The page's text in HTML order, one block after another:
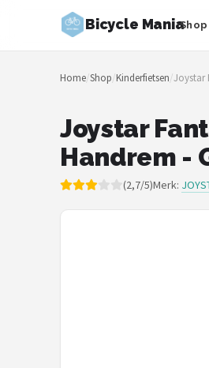
Bicycle ManiaShop
Zoeken
NAVIGATIE
Merken
Home/Shop/Kinderfietsen/Joystar
Joystar
Handrem -
(2,7/5)Merk: